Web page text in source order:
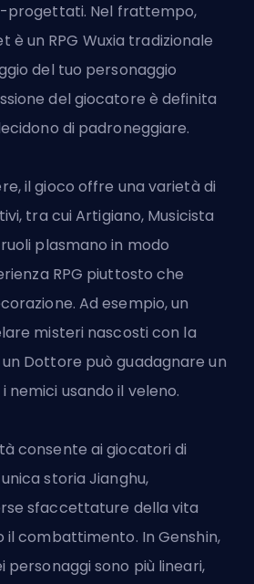
progettati. Nel frattempo,
è un RPG Wuxia tradizionale
del tuo personaggio
del giocatore è definita
di padroneggiare.
il gioco offre una varietà di
tra cui Artigiano, Musicista
plasmano in modo
RPG piuttosto che
Ad esempio, un
misteri nascosti con la
Dottore può guadagnare un
usando il veleno.
consente ai giocatori di
storia Jianghu,
sfaccettature della vita
il combattimento. In Genshin,
personaggi sono più lineari,